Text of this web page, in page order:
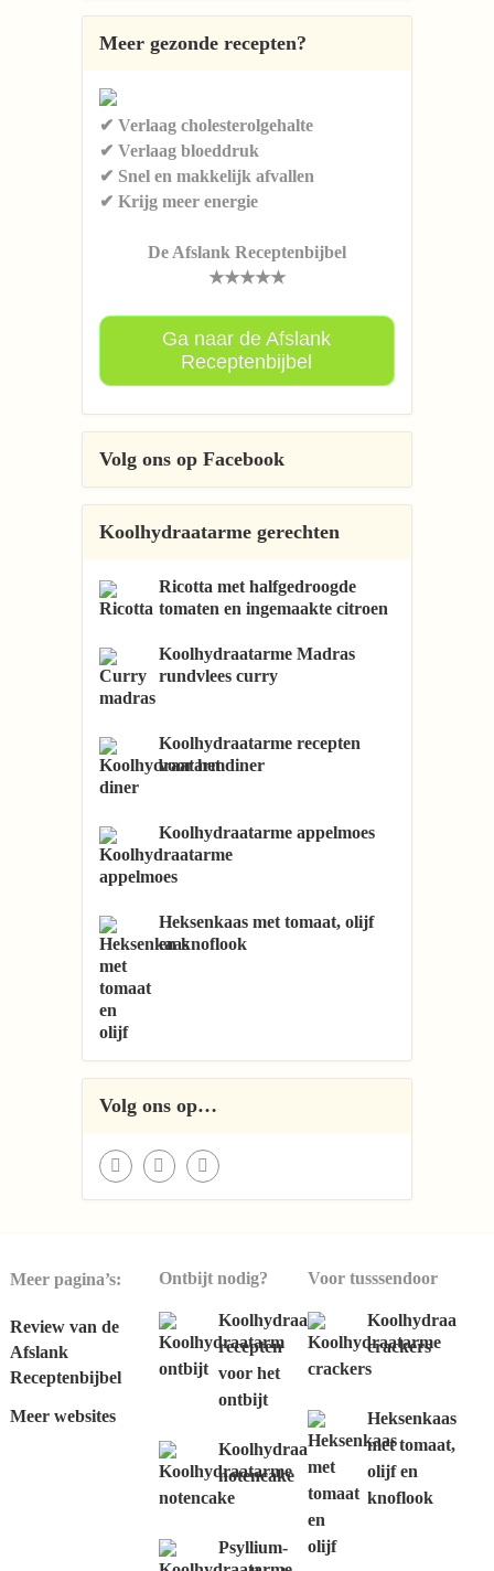
Meer gezonde recepten?
✔ Verlaag cholesterolgehalte
✔ Verlaag bloeddruk
✔ Snel en makkelijk afvallen
✔ Krijg meer energie
De Afslank Receptenbijbel
★★★★★
Ga naar de Afslank
Receptenbijbel
Volg ons op Facebook
Koolhydraatarme gerechten
Ricotta met halfgedroogde
tomaten en ingemaakte citroen
Koolhydraatarme Madras
rundvlees curry
Koolhydraatarme recepten
voor het diner
Koolhydraatarme appelmoes
Heksenkaas met tomaat, olijf
en knoflook
Volg ons op…
Meer pagina’s:
Review van de
Afslank
Receptenbijbel
Meer websites
Ontbijt nodig?
Koolhydraatarme
recepten
voor het
ontbijt
Koolhydraatarme
notencake
Psyllium-
Voor tusssendoor
crackers
Heksenkaas
met tomaat,
olijf en
knoflook